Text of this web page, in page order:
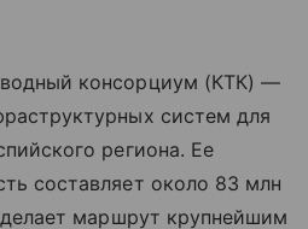
консорциум (КТК) —
систем для
региона. Ее
составляет около 83 млн
маршрут крупнейшим